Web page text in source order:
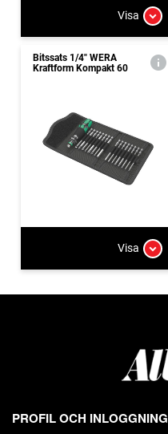
Visa
Bitssats 1/4" WERA
Kraftform Kompakt 60
Visa
PROFIL OCH INLOGGNING